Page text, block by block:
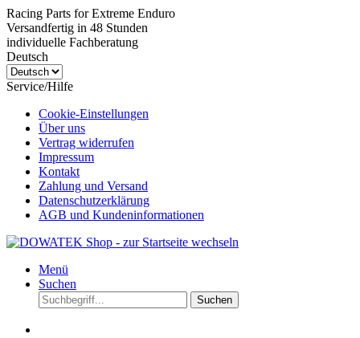
Racing Parts for Extreme Enduro
Versandfertig in 48 Stunden
individuelle Fachberatung
Deutsch
Service/Hilfe
Cookie-Einstellungen
Über uns
Vertrag widerrufen
Impressum
Kontakt
Zahlung und Versand
Datenschutzerklärung
AGB und Kundeninformationen
Menü
Suchen
Suchen